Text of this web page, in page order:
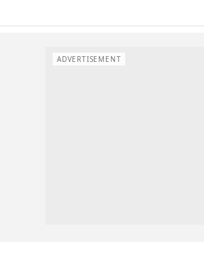
ADVERTISEMENT